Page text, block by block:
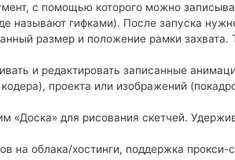
с помощью которого можно
называют гифками). После запуска
размер и положение рамки
и редактировать записанные
проекта или изображений
«Доска» для рисования скетчей.
на облака/хостинги, поддержка прокси-